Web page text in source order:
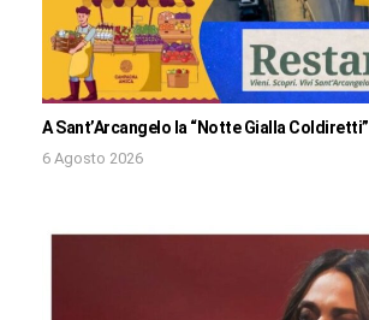
A Sant’Arcangelo la “Notte Gialla Coldiretti”
6 Agosto 2026